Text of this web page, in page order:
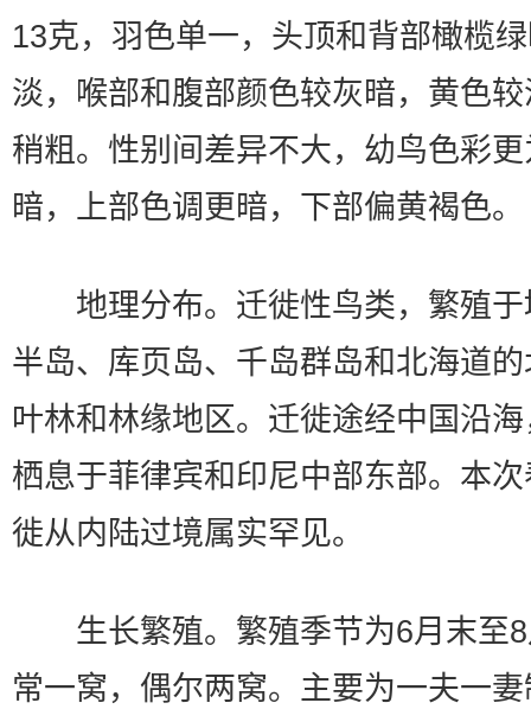
13克，羽色单一，头顶和背部橄榄
淡，喉部和腹部颜色较灰暗，黄色
稍粗。性别间差异不大，幼鸟色彩
暗，上部色调更暗，下部偏黄褐色。
地理分布。迁徙性鸟类，繁殖于
半岛、库页岛、千岛群岛和北海道
叶林和林缘地区。迁徙途经中国沿
栖息于菲律宾和印尼中部东部。本
徙从内陆过境属实罕见。
生长繁殖。繁殖季节为6月末至8
常一窝，偶尔两窝。主要为一夫一